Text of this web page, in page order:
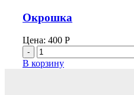
Окрошка
Цена: 400 Р
Количество
товара
Окрошка
В корзину